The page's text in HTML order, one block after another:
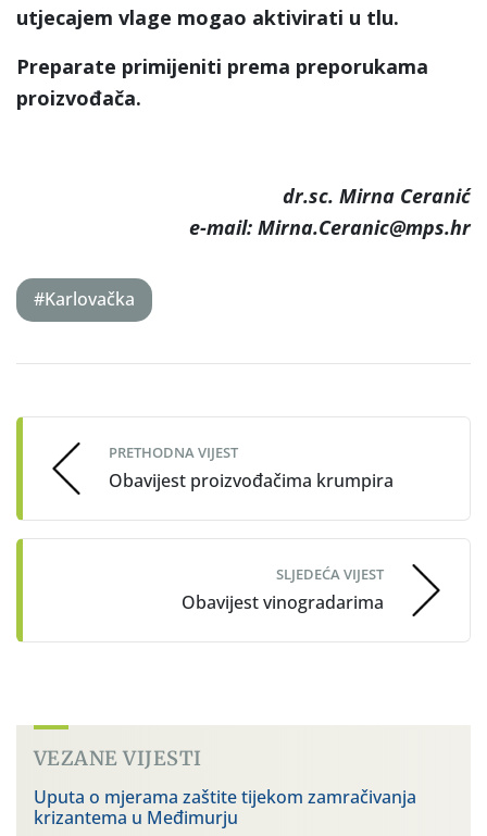
utjecajem vlage mogao aktivirati u tlu.
Preparate primijeniti prema preporukama
proizvođača.
dr.sc. Mirna Ceranić
e-mail: Mirna.Ceranic@mps.hr
#Karlovačka
navigation
PRETHODNA VIJEST
Obavijest proizvođačima krumpira
SLJEDEĆA VIJEST
Obavijest vinogradarima
VEZANE VIJESTI
Uputa o mjerama zaštite tijekom zamračivanja
krizantema u Međimurju